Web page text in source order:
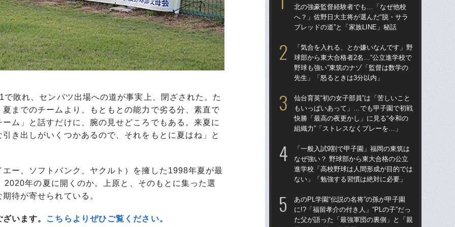
敗れ、センバツ出場への道が事実上、閉ざされた。た
までのチームより、もともとの能力で劣る分、素直で
ム」と話すだけに、腕の見せどころでもある。来夏に
き出しがいくつかあるので、それをもとに夏はね」と
ー、ソフトバンク、ヤクルト）を擁した1998年夏が最
年の夏に開くのか。上原と、そのもとに集った選
待が寄せられている。
います。 こちらよりぜひご覧ください。
北の強豪監督経験者でも…「なぜ他校
へ？」佐野日大主将が選んだ“脱・サラ
ブレッドの道”と「家族LINE」秘話
「気合を入れる、とか嫌いなんです」野
球部から東大合格者2名…“公立進学校で
野球も強い”東筑のナゾ「監督は数学の
先生」「怒るときは3分以内」
仙台育英“初の女子部員”は「苦しいこと
もいっぱいあって」…でも甲子園で初戦
快勝「最高の夜更かし」に見る“令和の
組織力”「ストレスなくプレーを…」
「一般入試9割で甲子園」福岡の東筑は
なぜ強い？ 野球部から東大合格の公立
進学校「高校野球は人間形成が目的では
ない」「勉強する習慣は絶対に必要」
あのPL学園“伝説の名将”の孫が甲子園
に!?「福留孝介の付き人」“PLの子”だっ
た父が語った「最強軍団の裏側」と「親